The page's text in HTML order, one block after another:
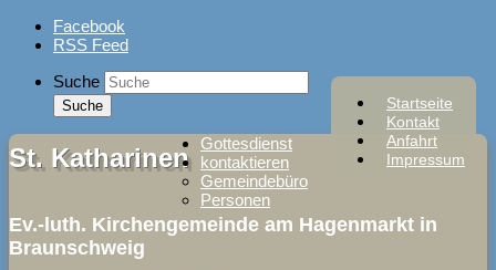
Skip
Facebook
RSS Feed
Startseite
Kontakt
Anfahrt
Impressum
Suche
St. Katharinen
Ev.-luth. Kirchengemeinde am Hagenmarkt in
Braunschweig
Gottesdienst
kontaktieren
Gemeindebüro
Personen